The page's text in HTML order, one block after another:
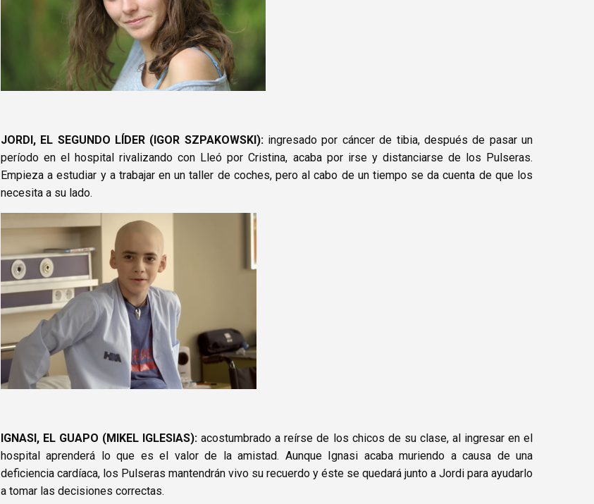
JORDI, EL SEGUNDO LÍDER (IGOR SZPAKOWSKI):ingresado por cáncer de tibia, después de pasar un
período en el hospital rivalizando con Lleó por Cristina, acaba por irse y distanciarse de los Pulseras.
Empieza a estudiar y a trabajar en un taller de coches, pero al cabo de un tiempo se da cuenta de que los
necesita a su lado.
IGNASI, EL GUAPO (MIKEL IGLESIAS): acostumbrado a reírse de los chicos de su clase, al ingresar en el
hospital aprenderá lo que es el valor de la amistad. Aunque Ignasi acaba muriendo a causa de una
deficiencia cardíaca, los Pulseras mantendrán vivo su recuerdo y éste se quedará junto a Jordi para ayudarlo
a tomar las decisiones correctas.